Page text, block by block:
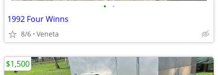
• •
1992 Four Winns
8/6 Veneta
$1,500